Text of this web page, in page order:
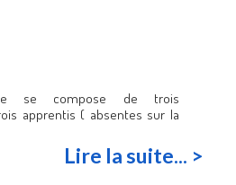
se compose de trois
apprentis ( absentes sur la
Lire la suite... >